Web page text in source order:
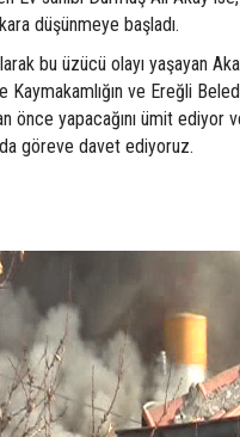
düşünmeye başladı.
bu üzücü olayı yaşayan
Kaymakamlığın ve Ereğli
önce yapacağını ümit ediyor
göreve davet ediyoruz.